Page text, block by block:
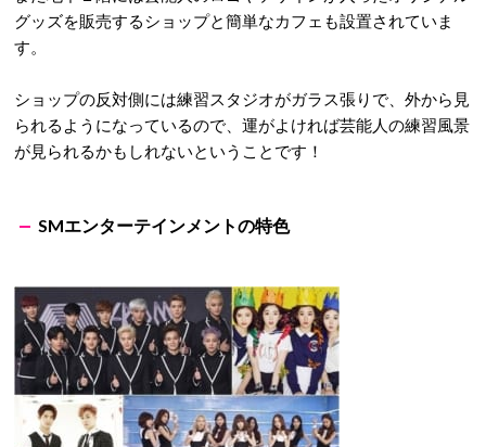
グッズを販売するショップと簡単なカフェも設置されていま
す。
ショップの反対側には練習スタジオがガラス張りで、外から見
られるようになっているので、運がよければ芸能人の練習風景
が見られるかもしれないということです！
SMエンターテインメントの特色